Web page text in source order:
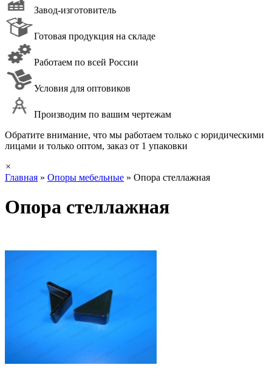
Завод-изготовитель
Готовая продукция на складе
Работаем по всей России
Условия для оптовиков
Производим по вашим чертежам
Обратите внимание, что мы работаем только с юридическими
лицами и только оптом, заказ от 1 упаковки
×
Главная » Опоры мебельные » Опора стеллажная
Опора стеллажная